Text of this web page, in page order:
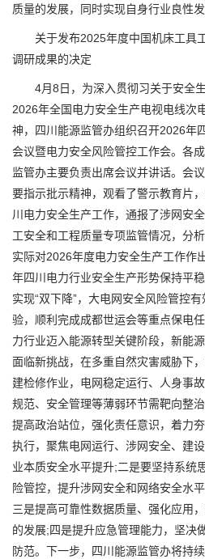
质量的发展，同时实现自身行业良性发
关于发布2025年度中国机床工具
调研成果的决定
4月8日，为深入贯彻习关于安全生
2026年全国电力安全生产电视电线次
神，四川能源监管办组织召开2026年
会议暨电力安全风险管控工作会。各
监管办主要负责出席会议并讲话。会
要指示批示精神，观看了警示教育片
川电力安全生产工作，通报了涉网安
工安全和工程质量专项监管情况，分
实际对2026年度电力安全生产工作作
年四川电力行业安全生产形势保持平
实现“双下降”，大电网安全风险管控
验，顺利完成成都世运会等重点保电
力行业迈入能源转型关键阶段，新能
面临新挑战，在多重自然灾害威胁下
建检修作业，电网稳定运行、人身事
规范、安全管理等薄弱环节需靶向整
提高政治站位，强化责任意识，着力
执行，聚焦电网运行、涉网安全、建
业本质安全水平提升;二是要坚持系统
险管控，提升涉网安全和网络安全水
三是提高可靠性数据质量、强化应用
的发展;四是提升应急管理能力，坚决
防范。下一步，四川能源监管办将持